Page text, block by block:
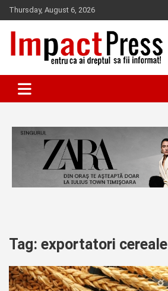
Skip
to
content
Thursday, August 6, 2026
IMPACTPRESS
Tag: exportatori cereale